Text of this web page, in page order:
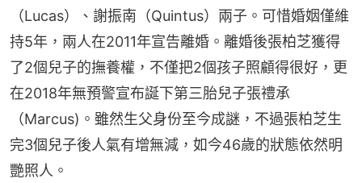
（Lucas）、謝振南（Quintus）兩子。可惜婚姻僅維
持5年，兩人在2011年宣告離婚。離婚後張柏芝獲得
了2個兒子的撫養權，不僅把2個孩子照顧得很好，更
在2018年無預警宣布誕下第三胎兒子張禮承
（Marcus)。雖然生父身份至今成謎，不過張柏芝生
完3個兒子後人氣有增無減，如今46歲的狀態依然明
艷照人。